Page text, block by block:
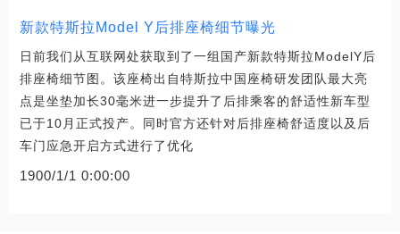
新款特斯拉Model Y后排座椅细节曝光
日前我们从互联网处获取到了一组国产新款特斯拉ModelY后
排座椅细节图。该座椅出自特斯拉中国座椅研发团队最大亮
点是坐垫加长30毫米进一步提升了后排乘客的舒适性新车型
已于10月正式投产。同时官方还针对后排座椅舒适度以及后
车门应急开启方式进行了优化
1900/1/1 0:00:00